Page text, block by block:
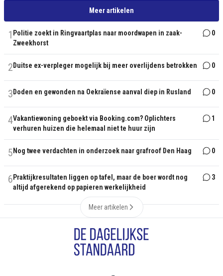
Meer artikelen
1 Politie zoekt in Ringvaartplas naar moordwapen in zaak-
Zweekhorst
0
2 Duitse ex-verpleger mogelijk bij meer overlijdens betrokken 0
3 Doden en gewonden na Oekraïense aanval diep in Rusland 0
4Vakantiewoning geboekt via Booking.com? Oplichters
verhuren huizen die helemaal niet te huur zijn
1
5 Nog twee verdachten in onderzoek naar grafroof Den Haag 0
6 Praktijkresultaten liggen op tafel, maar de boer wordt nog
altijd afgerekend op papieren werkelijkheid
3
Meer artikelen